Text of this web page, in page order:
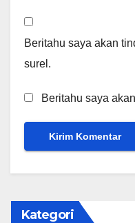
Beritahu saya akan
surel.
Beritahu saya
Kategori